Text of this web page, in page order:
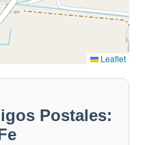
Leaflet
Postales: